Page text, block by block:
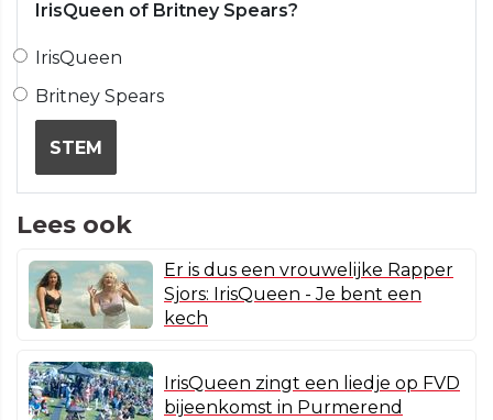
IrisQueen of Britney Spears?
IrisQueen
Britney Spears
STEM
Lees ook
Er is dus een vrouwelijke Rapper
Sjors: IrisQueen - Je bent een
kech
IrisQueen zingt een liedje op FVD
bijeenkomst in Purmerend